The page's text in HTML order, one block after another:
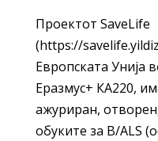
Проектот SaveLife
(https://
Европската Унија
Еразмус+ КА220,
ажуриран,
обуките за B/ALS